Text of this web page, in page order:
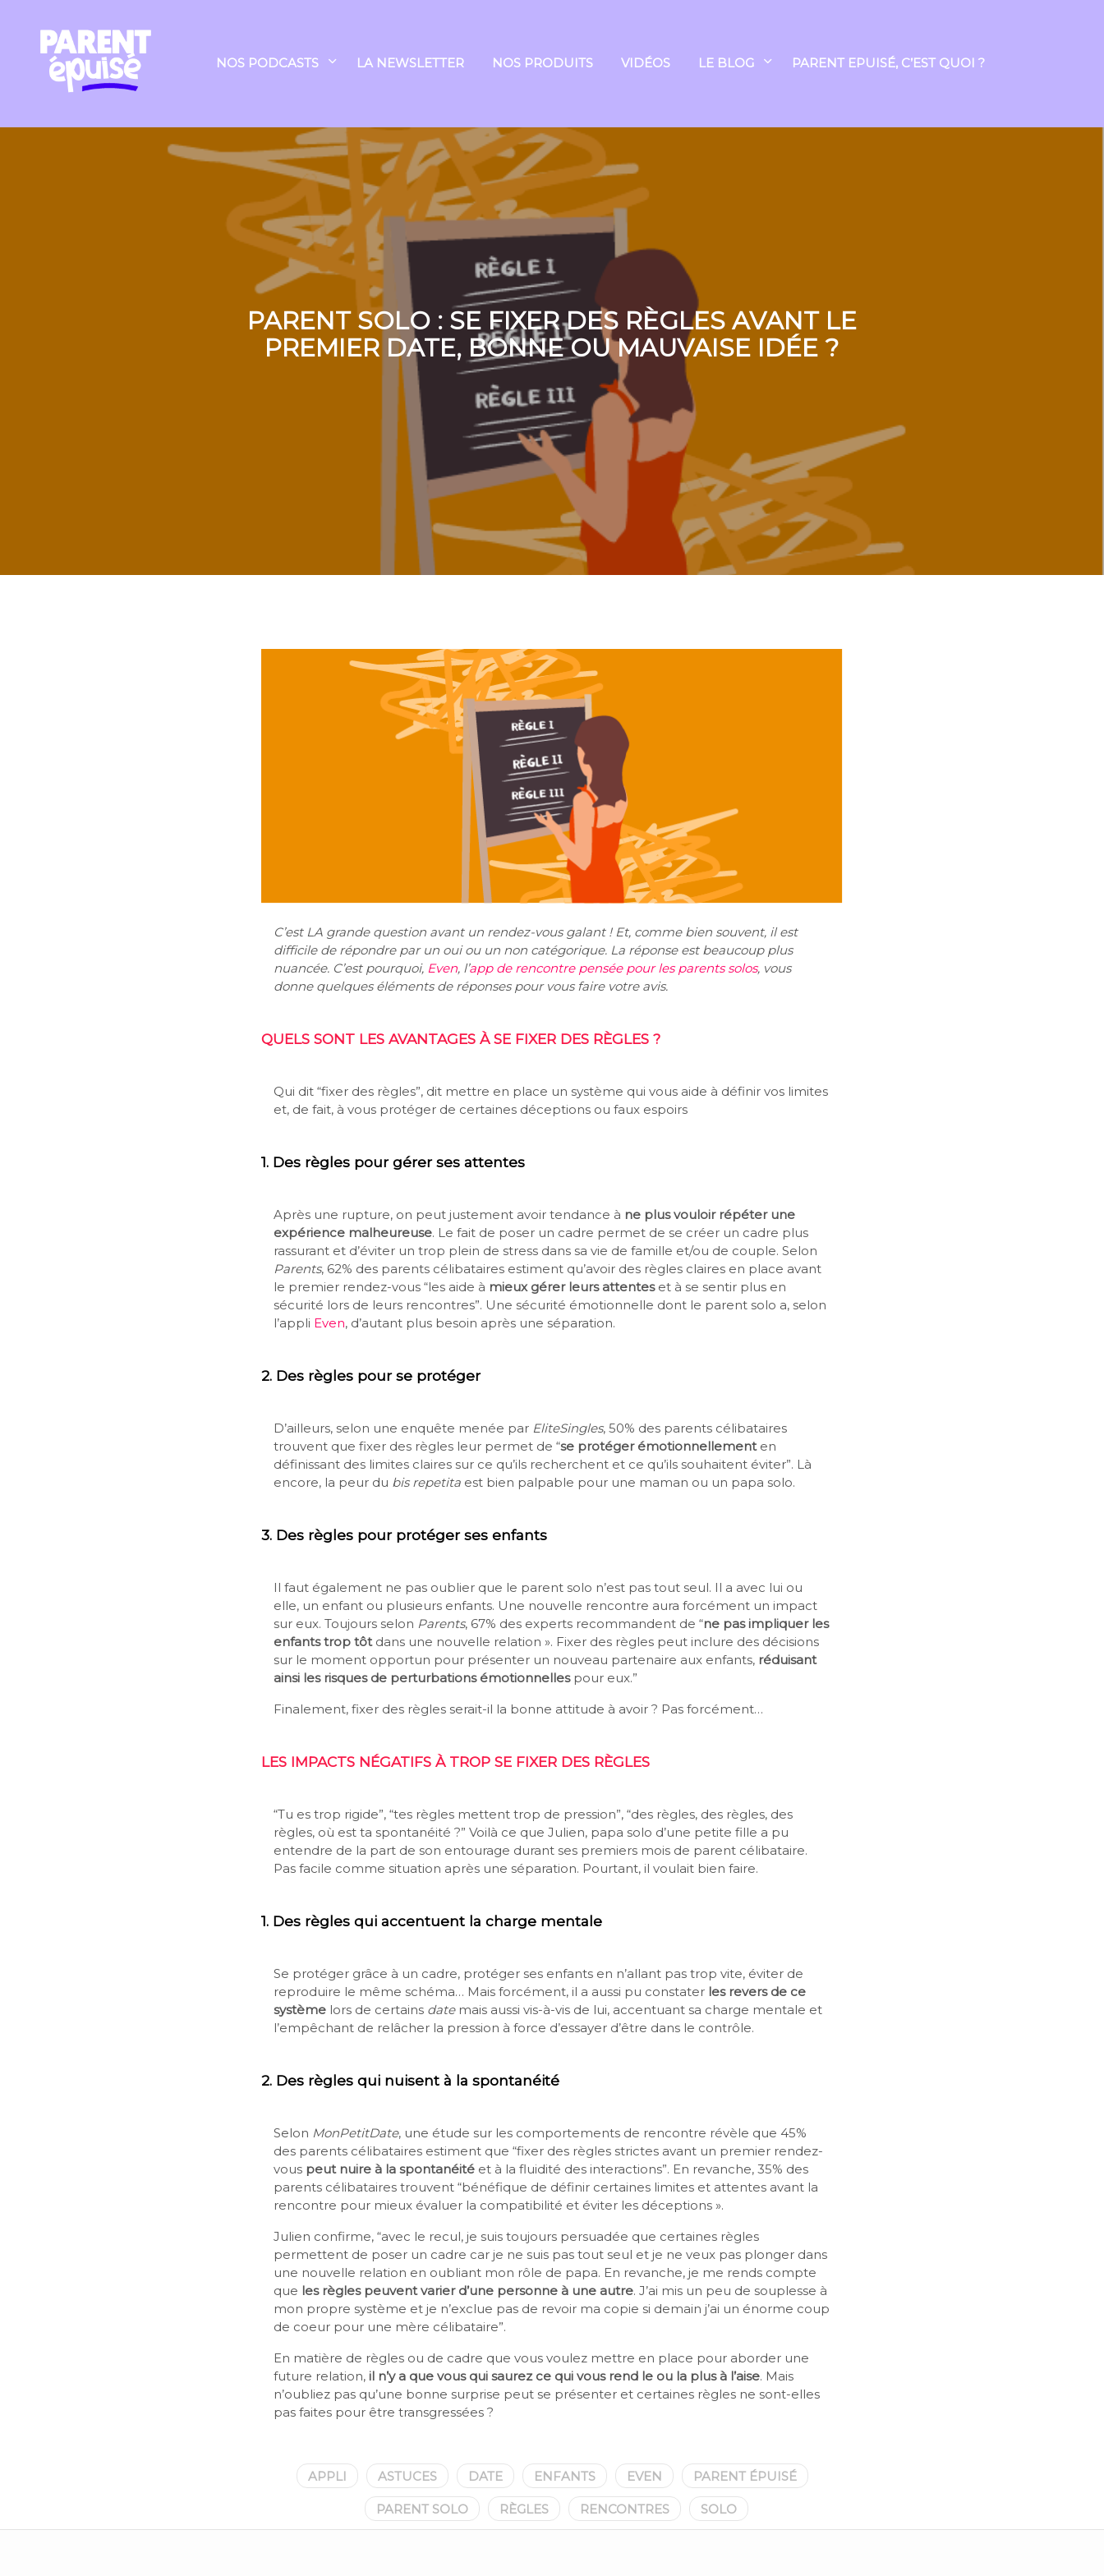
NOS PODCASTS LA NEWSLETTER NOS PRODUITS VIDÉOS LE BLOG PARENT EPUISÉ, C’EST QUOI ?
PARENT SOLO : SE FIXER DES RÈGLES AVANT LE
PREMIER DATE, BONNE OU MAUVAISE IDÉE ?
C’est LA grande question avant un rendez-vous galant ! Et, comme bien souvent, il est
difficile de répondre par un oui ou un non catégorique. La réponse est beaucoup plus
nuancée. C’est pourquoi, Even, l’app de rencontre pensée pour les parents solos, vous
donne quelques éléments de réponses pour vous faire votre avis.
QUELS SONT LES AVANTAGES À SE FIXER DES RÈGLES ?
Qui dit “fixer des règles”, dit mettre en place un système qui vous aide à définir vos limites
et, de fait, à vous protéger de certaines déceptions ou faux espoirs
1. Des règles pour gérer ses attentes
Après une rupture, on peut justement avoir tendance à ne plus vouloir répéter une
expérience malheureuse. Le fait de poser un cadre permet de se créer un cadre plus
rassurant et d’éviter un trop plein de stress dans sa vie de famille et/ou de couple. Selon
Parents, 62% des parents célibataires estiment qu’avoir des règles claires en place avant
le premier rendez-vous “les aide à mieux gérer leurs attenteset à se sentir plus en
sécurité lors de leurs rencontres”. Une sécurité émotionnelle dont le parent solo a, selon
l’appli Even, d’autant plus besoin après une séparation.
2. Des règles pour se protéger
D’ailleurs, selon une enquête menée par EliteSingles, 50% des parents célibataires
trouvent que fixer des règles leur permet de “se protéger émotionnellementen
définissant des limites claires sur ce qu’ils recherchent et ce qu’ils souhaitent éviter”. Là
encore, ​la peur du bis repetita est bien palpable pour une maman ou un papa solo.
3. Des règles pour protéger ses enfants
Il faut également ne pas oublier que le parent solo n’est pas tout seul. Il a avec lui ou
elle, un enfant ou plusieurs enfants. Une nouvelle rencontre aura forcément un impact
sur eux. Toujours selon Parents, 67% des experts recommandent de “ne pas impliquer les
enfants trop tôtdans une nouvelle relation ». Fixer des règles peut inclure des décisions
sur le moment opportun pour présenter un nouveau partenaire aux enfants, réduisant
ainsi les risques de perturbations émotionnellespour eux.”
Finalement, fixer des règles serait-il la bonne attitude à avoir ? Pas forcément…
LES IMPACTS NÉGATIFS À TROP SE FIXER DES RÈGLES
“Tu es trop rigide”, “tes règles mettent trop de pression”, “des règles, des règles, des
règles, où est ta spontanéité ?” Voilà ce que Julien, papa solo d’une petite fille a pu
entendre de la part de son entourage durant ses premiers mois de parent célibataire.
Pas facile comme situation après une séparation. Pourtant, il voulait bien faire.
1. Des règles qui accentuent la charge mentale
Se protéger grâce à un cadre, protéger ses enfants en n’allant pas trop vite, éviter de
reproduire le même schéma… Mais forcément, il a aussi pu constater les revers de ce
système lors de certains datemais aussi vis-à-vis de lui, accentuant sa charge mentale et
l’empêchant de relâcher la pression à force d’essayer d’être dans le contrôle.
2. Des règles qui nuisent à la spontanéité
Selon MonPetitDate, une étude sur les comportements de rencontre révèle que 45%
des parents célibataires estiment que “fixer des règles strictes avant un premier rendez-
vous peut nuire à la spontanéité et à la fluidité des interactions”. En revanche, 35% des
parents célibataires trouvent “bénéfique de définir certaines limites et attentes avant la
rencontre pour mieux évaluer la compatibilité et éviter les déceptions ».
Julien confirme, “avec le recul, je suis toujours persuadée que certaines règles
permettent de poser un cadre car je ne suis pas tout seul et je ne veux pas plonger dans
une nouvelle relation en oubliant mon rôle de papa. En revanche, je me rends compte
que les règles peuvent varier d’une personne à une autre. J’ai mis un peu de souplesse à
mon propre système et je n’exclue pas de revoir ma copie si demain j’ai un énorme coup
de coeur pour une mère célibataire”.
En matière de règles ou de cadre que vous voulez mettre en place pour aborder une
future relation, il n’y a que vous qui saurez ce qui vous rend le ou la plus à l’aise. Mais
n’oubliez pas qu’une bonne surprise peut se présenter et certaines règles ne sont-elles
pas faites pour être transgressées ?
APPLI ASTUCES DATE ENFANTS EVEN PARENT ÉPUISÉ
PARENT SOLO RÈGLES RENCONTRES SOLO